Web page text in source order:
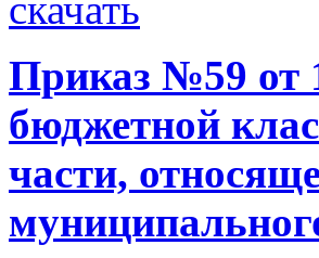
Приказ №59 от
бюджетной
части,